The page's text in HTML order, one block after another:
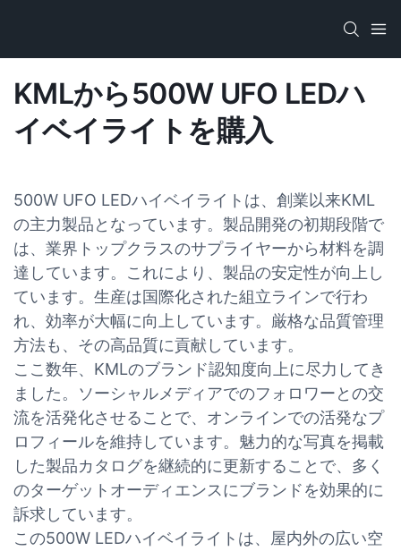
KMLから500W UFO LEDハ
イベイライトを購入
500W UFO LEDハイベイライトは、創業以来KML
の主力製品となっています。製品開発の初期段階で
は、業界トップクラスのサプライヤーから材料を調
達しています。これにより、製品の安定性が向上し
ています。生産は国際化された組立ラインで行わ
れ、効率が大幅に向上しています。厳格な品質管理
方法も、その高品質に貢献しています。
ここ数年、KMLのブランド認知度向上に尽力してき
ました。ソーシャルメディアでのフォロワーとの交
流を活発化させることで、オンラインでの活発なプ
ロフィールを維持しています。魅力的な写真を掲載
した製品カタログを継続的に更新することで、多く
のターゲットオーディエンスにブランドを効果的に
訴求しています。
この500W LEDハイベイライトは、屋内外の広い空